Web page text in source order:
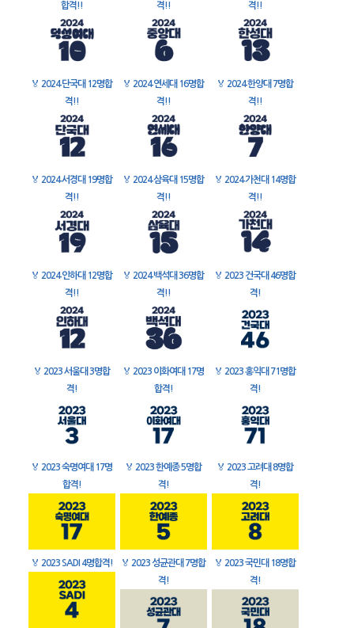
합격!!
격!!
격!!
🏅 2024 단국대 12명합
격!!
🏅 2024 연세대 16명합
격!!
🏅 2024 한양대 7명합
격!!
🏅 2024 서경대 19명합
격!!
🏅 2024 삼육대 15명합
격!!
🏅 2024 가천대 14명합
격!!
🏅 2024 인하대 12명합
격!!
🏅 2024 백석대 36명합
격!!
🏅 2023 건국대 46명합
격!
🏅 2023 서울대 3명합
격!
🏅 2023 이화여대 17명
합격!
🏅 2023 홍익대 71명합
격!
🏅 2023 숙명여대 17명
합격!
🏅 2023 한예종 5명합
격!
🏅 2023 고려대 8명합
격!
🏅 2023 SADI 4명합격! 🏅 2023 성균관대 7명합
격!
🏅 2023 국민대 18명합
격!